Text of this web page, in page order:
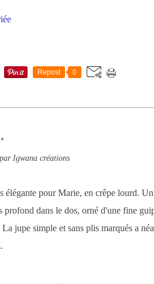
Repost 0
par Igwana créations
élégante pour Marie, en crêpe lourd.
profond dans le dos, orné d'une fine
jupe simple et sans plis marqués a